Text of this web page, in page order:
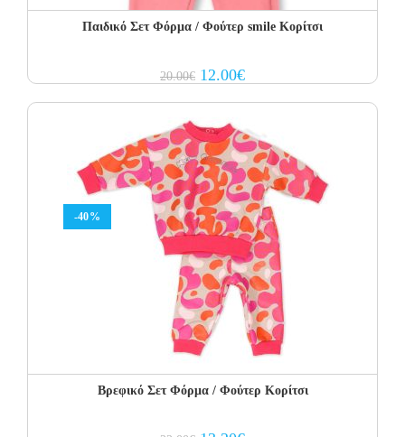
Παιδικό Σετ Φόρμα / Φούτερ smile Κορίτσι
20.00€ Original
price
12.00€Current
price
-40%
Βρεφικό Σετ Φόρμα / Φούτερ Κορίτσι